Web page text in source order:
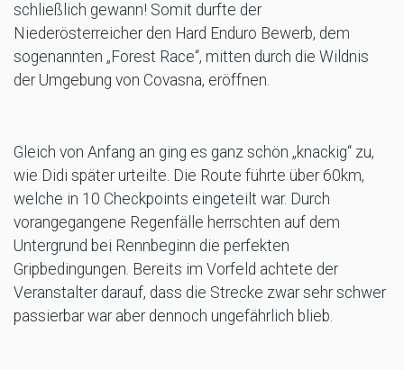
schließlich gewann! Somit durfte der
Niederösterreicher den Hard Enduro Bewerb, dem
sogenannten „Forest Race“, mitten durch die Wildnis
der Umgebung von Covasna, eröffnen.
Gleich von Anfang an ging es ganz schön „knackig“ zu,
wie Didi später urteilte. Die Route führte über 60km,
welche in 10 Checkpoints eingeteilt war. Durch
vorangegangene Regenfälle herrschten auf dem
Untergrund bei Rennbeginn die perfekten
Gripbedingungen. Bereits im Vorfeld achtete der
Veranstalter darauf, dass die Strecke zwar sehr schwer
passierbar war aber dennoch ungefährlich blieb.